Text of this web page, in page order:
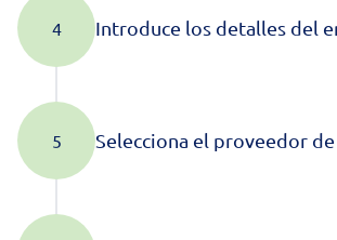
Introduce los detalles del
Selecciona el proveedor